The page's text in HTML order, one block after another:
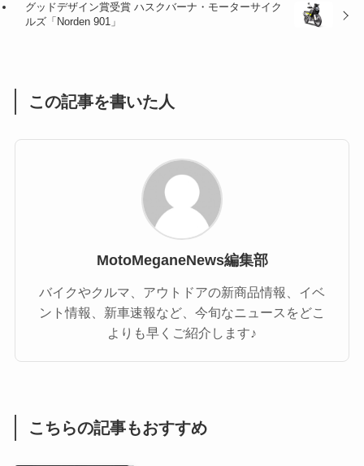
(1)
グッドデザイン賞受賞 ハスクバーナ・モーターサイク
ルズ「Norden 901」
この記事を書いた人
MotoMeganeNews編集部
バイクやクルマ、アウトドアの新商品情報、イベ
ント情報、新車速報など、今旬なニュースをどこ
よりも早くご紹介します♪
こちらの記事もおすすめ